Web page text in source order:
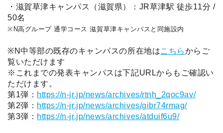
・滋賀草津キャンパス（滋賀県）：JR草津駅 徒歩11分 /
50名
※N高グループ 通学コース 滋賀草津キャンパスと同施設内
※N中等部の既存のキャンパスの所在地はこちらからご
覧いただけます
※これまでの発表キャンパスは下記URLからもご確認い
ただけます。
第1弾： https://n-jr.jp/news/archives/rtnh_2qoc9av/
第2弾： https://n-jr.jp/news/archives/gibr74rmag/
第3弾： https://n-jr.jp/news/archives/atduif6u9/